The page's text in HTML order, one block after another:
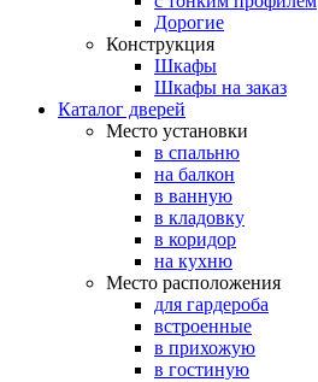
Дорогие
Конструкция
Шкафы
Шкафы на заказ
Каталог дверей
Место установки
в спальню
на балкон
в ванную
в кладовку
в коридор
на кухню
Место расположения
для гардероба
встроенные
в прихожую
в гостиную